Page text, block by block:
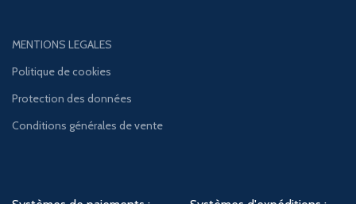
MENTIONS LEGALES
Politique de cookies
Protection des données
Conditions générales de vente